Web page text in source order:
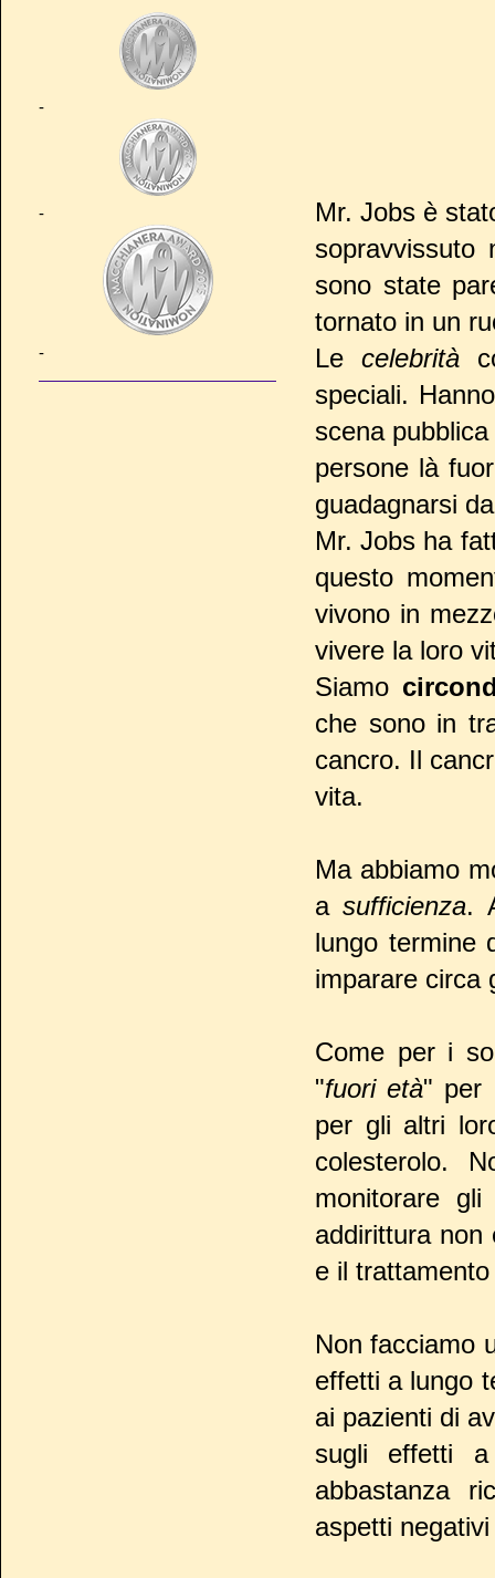
Mr. Jobs è
sono state
tornato in un
Le celebrità
speciali.
scena
persone là
guadagnarsi
Mr. Jobs ha
questo
vivono in
vivere la loro
Siamo
che sono in
cancro. Il
vita.
Ma abbiamo
asufficienza.
lungo termine
imparare circa
Come per i
"fuori età" per
per gli altri
colesterolo.
monitorare
addirittura non
e il
Non facciamo
effetti a lungo
ai pazienti di
sugli effetti
abbastanza
aspetti
-
-
-